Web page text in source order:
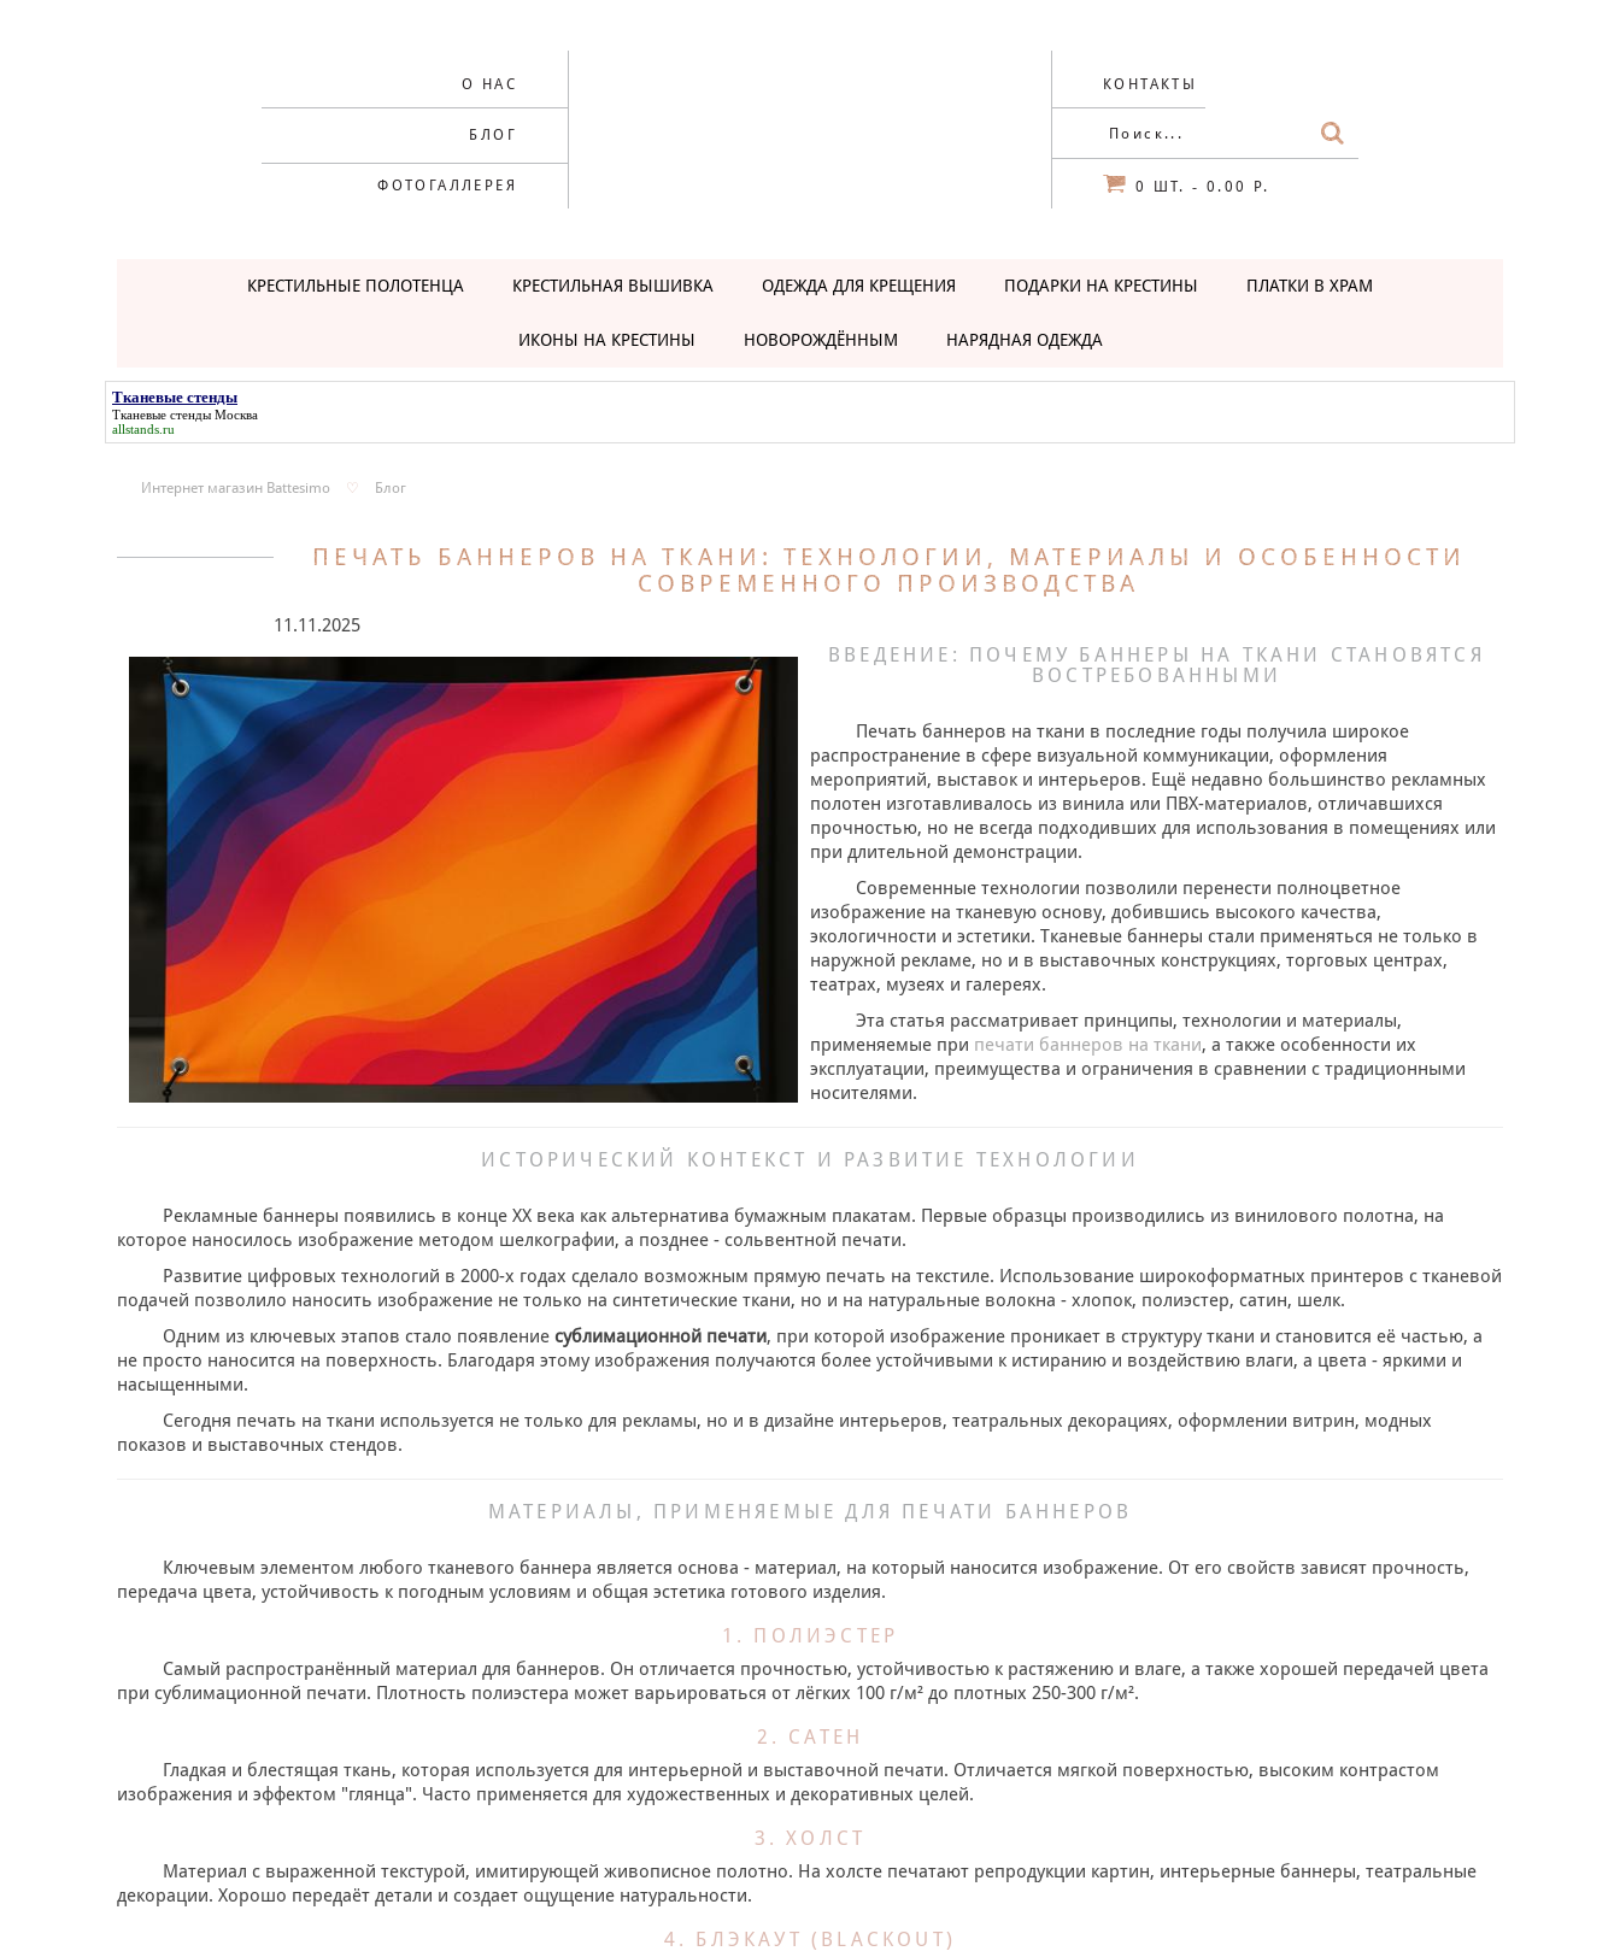
О НАС
БЛОГ
ФОТОГАЛЛЕРЕЯ
КОНТАКТЫ
0 ШТ. - 0.00 Р.
КРЕСТИЛЬНЫЕ ПОЛОТЕНЦА КРЕСТИЛЬНАЯ ВЫШИВКА ОДЕЖДА ДЛЯ КРЕЩЕНИЯ ПОДАРКИ НА КРЕСТИНЫ ПЛАТКИ В ХРАМ
ИКОНЫ НА КРЕСТИНЫ НОВОРОЖДЁННЫМ НАРЯДНАЯ ОДЕЖДА
Тканевые стенды
Тканевые стенды Москва
allstands.ru
Интернет магазин Battesimo ♡ Блог
ПЕЧАТЬ БАННЕРОВ НА ТКАНИ: ТЕХНОЛОГИИ, МАТЕРИАЛЫ И ОСОБЕННОСТИ
СОВРЕМЕННОГО ПРОИЗВОДСТВА
11.11.2025
ВВЕДЕНИЕ: ПОЧЕМУ БАННЕРЫ НА ТКАНИ СТАНОВЯТСЯ
ВОСТРЕБОВАННЫМИ
Печать баннеров на ткани в последние годы получила широкое
распространение в сфере визуальной коммуникации, оформления
мероприятий, выставок и интерьеров. Ещё недавно большинство рекламных
полотен изготавливалось из винила или ПВХ-материалов, отличавшихся
прочностью, но не всегда подходивших для использования в помещениях или
при длительной демонстрации.
Современные технологии позволили перенести полноцветное
изображение на тканевую основу, добившись высокого качества,
экологичности и эстетики. Тканевые баннеры стали применяться не только в
наружной рекламе, но и в выставочных конструкциях, торговых центрах,
театрах, музеях и галереях.
Эта статья рассматривает принципы, технологии и материалы,
применяемые при печати баннеров на ткани, а также особенности их
эксплуатации, преимущества и ограничения в сравнении с традиционными
носителями.
ИСТОРИЧЕСКИЙ КОНТЕКСТ И РАЗВИТИЕ ТЕХНОЛОГИИ
Рекламные баннеры появились в конце XX века как альтернатива бумажным плакатам. Первые образцы производились из винилового полотна, на
которое наносилось изображение методом шелкографии, а позднее - сольвентной печати.
Развитие цифровых технологий в 2000-х годах сделало возможным прямую печать на текстиле. Использование широкоформатных принтеров с тканевой
подачей позволило наносить изображение не только на синтетические ткани, но и на натуральные волокна - хлопок, полиэстер, сатин, шелк.
Одним из ключевых этапов стало появление сублимационной печати, при которой изображение проникает в структуру ткани и становится её частью, а
не просто наносится на поверхность. Благодаря этому изображения получаются более устойчивыми к истиранию и воздействию влаги, а цвета - яркими и
насыщенными.
Сегодня печать на ткани используется не только для рекламы, но и в дизайне интерьеров, театральных декорациях, оформлении витрин, модных
показов и выставочных стендов.
МАТЕРИАЛЫ, ПРИМЕНЯЕМЫЕ ДЛЯ ПЕЧАТИ БАННЕРОВ
Ключевым элементом любого тканевого баннера является основа - материал, на который наносится изображение. От его свойств зависят прочность,
передача цвета, устойчивость к погодным условиям и общая эстетика готового изделия.
1. ПОЛИЭСТЕР
Самый распространённый материал для баннеров. Он отличается прочностью, устойчивостью к растяжению и влаге, а также хорошей передачей цвета
при сублимационной печати. Плотность полиэстера может варьироваться от лёгких 100 г/м² до плотных 250-300 г/м².
2. САТЕН
Гладкая и блестящая ткань, которая используется для интерьерной и выставочной печати. Отличается мягкой поверхностью, высоким контрастом
изображения и эффектом "глянца". Часто применяется для художественных и декоративных целей.
3. ХОЛСТ
Материал с выраженной текстурой, имитирующей живописное полотно. На холсте печатают репродукции картин, интерьерные баннеры, театральные
декорации. Хорошо передаёт детали и создает ощущение натуральности.
4. БЛЭКАУТ (BLACKOUT)